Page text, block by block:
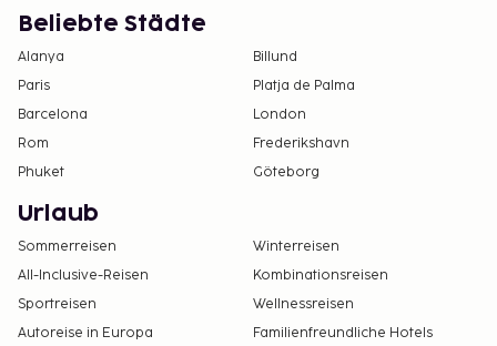
Beliebte Städte
Alanya
Billund
Paris
Platja de Palma
Barcelona
London
Rom
Frederikshavn
Phuket
Göteborg
Urlaub
Sommerreisen
Winterreisen
All-Inclusive-Reisen
Kombinationsreisen
Sportreisen
Wellnessreisen
Autoreise in Europa
Familienfreundliche Hotels